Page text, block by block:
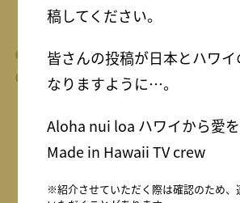
稿してください。
皆さんの投稿が日本とハワ
なりますように…。
Aloha nui loa ハワイから愛
Made in Hawaii TV crew
※紹介させていただく際は確認のため、